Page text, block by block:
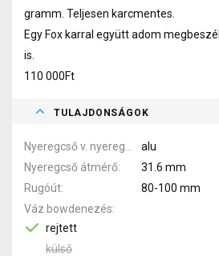
gramm. Teljesen karcmentes.
Egy Fox karral együtt adom
is.
110 000Ft
TULAJDONSÁGOK
alu
Nyeregcső átmérő
31.6 mm
Rugóút
80-100 mm
Váz bowdenezés
rejtett
külső